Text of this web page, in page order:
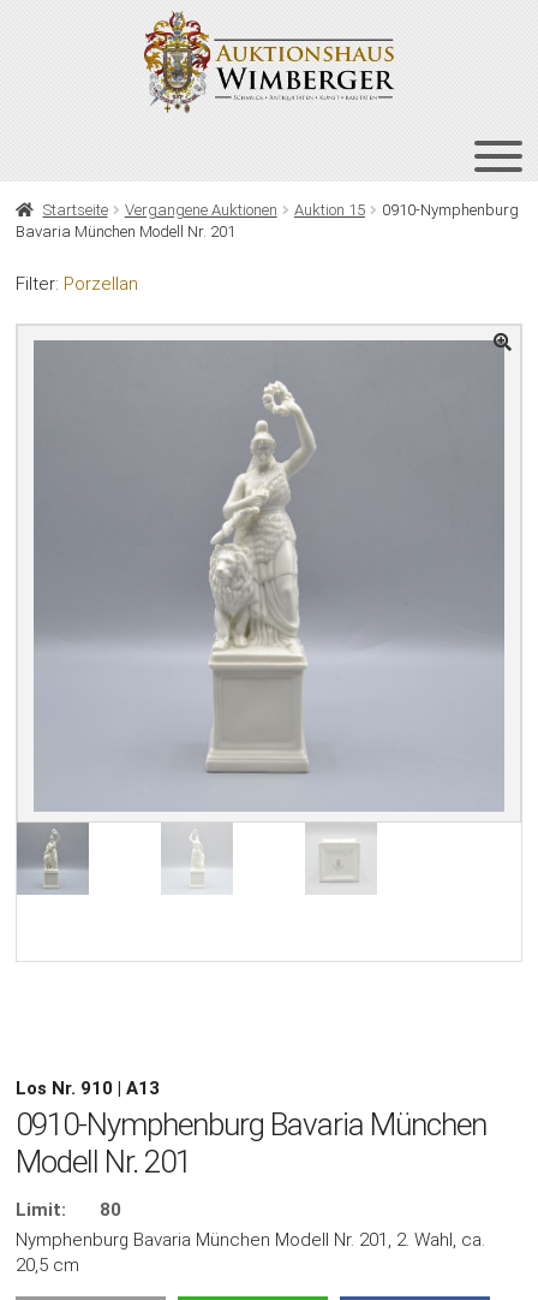
HOME
Startseite Vergangene Auktionen Auktion 15
0910-Nymphenburg
Bavaria München Modell Nr. 201
Filter: Porzellan
Los Nr. 910 | A13
0910-Nymphenburg Bavaria München
Modell Nr. 201
Limit:
80
Nymphenburg Bavaria München Modell Nr. 201, 2. Wahl, ca.
20,5 cm